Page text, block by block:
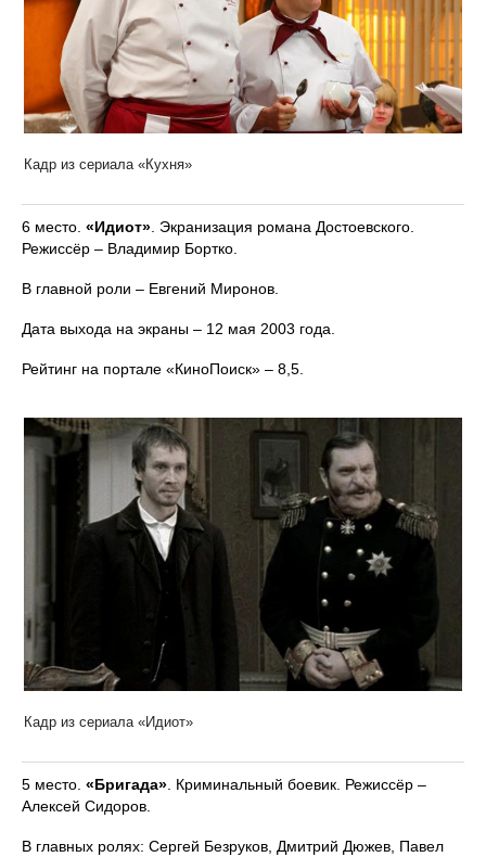
Кадр из сериала «Кухня»
6 место. «Идиот» . Экранизация романа Достоевского.
Режиссёр – Владимир Бортко.
В главной роли – Евгений Миронов.
Дата выхода на экраны – 12 мая 2003 года.
Рейтинг на портале «КиноПоиск» – 8,5.
Кадр из сериала «Идиот»
5 место. «Бригада». Криминальный боевик. Режиссёр –
Алексей Сидоров.
В главных ролях: Сергей Безруков, Дмитрий Дюжев, Павел